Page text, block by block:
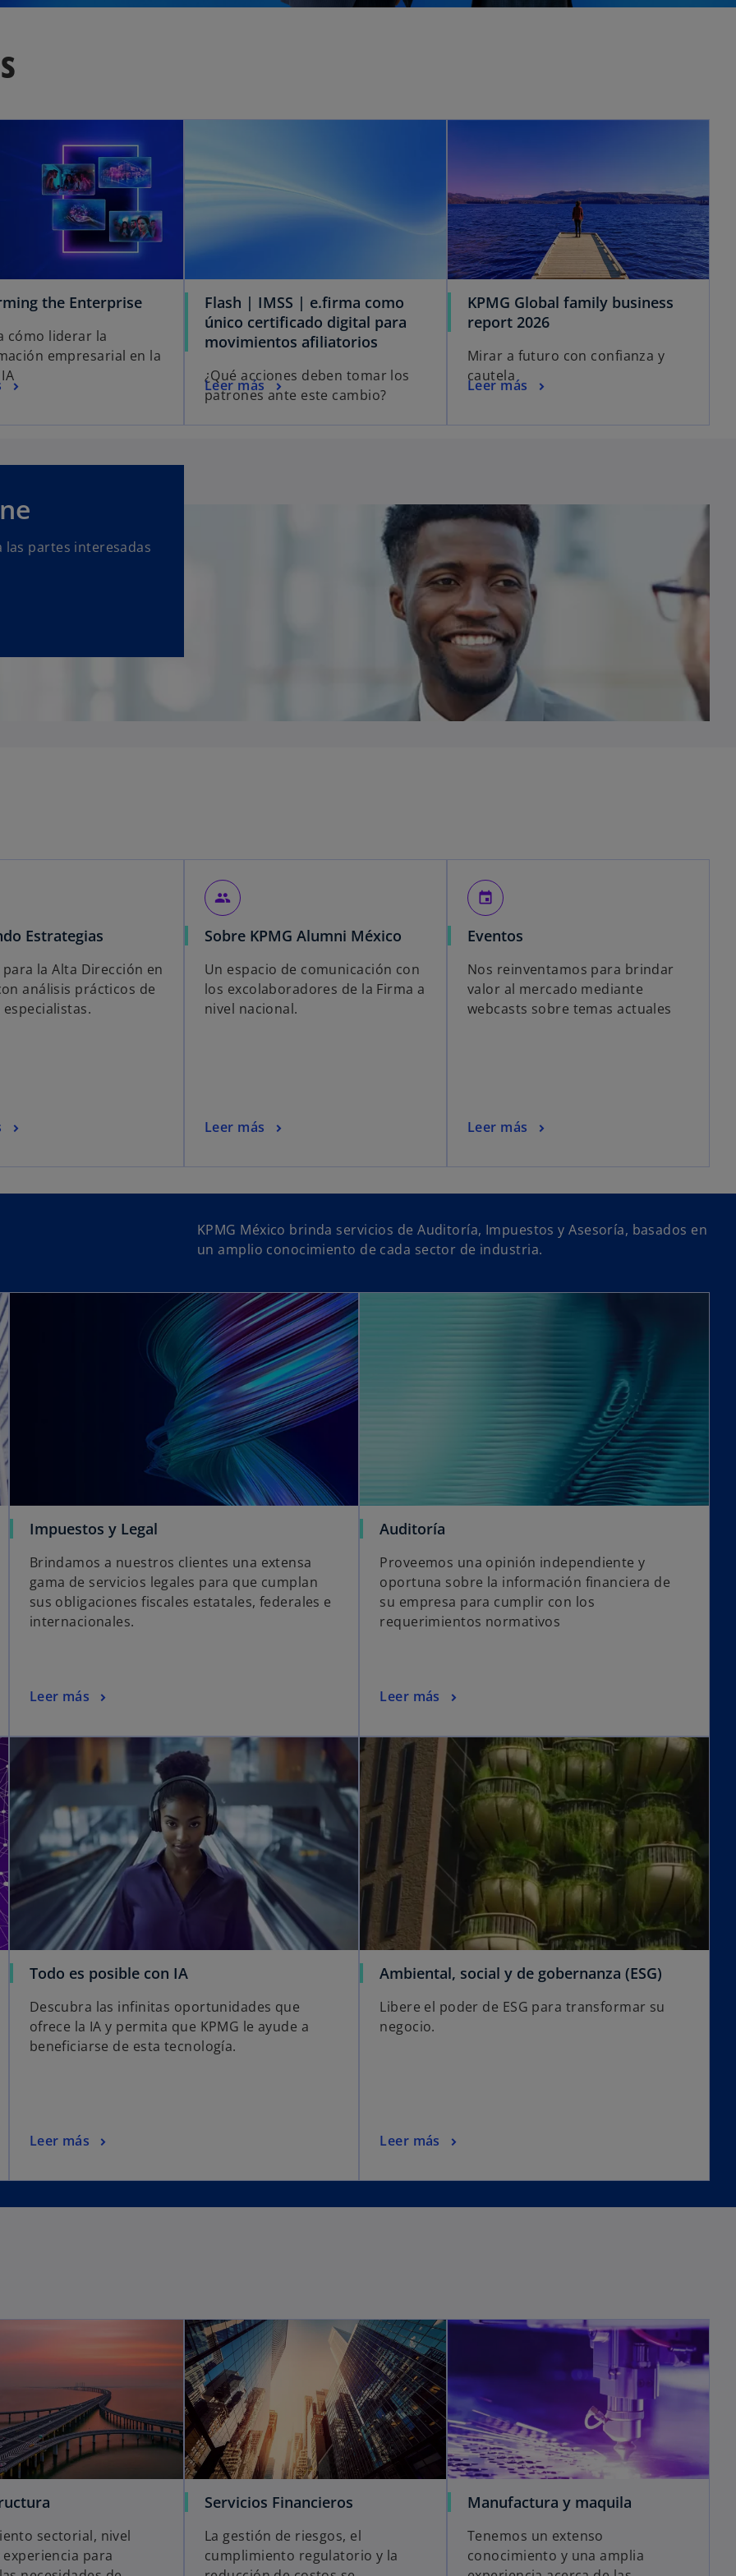
the Enterprise
cómo liderar la
empresarial en la
Flash | IMSS | e.firma como
único certificado digital para
movimientos afiliatorios
¿Qué acciones deben tomar los
patrones ante este cambio?
Leer más
KPMG Global family business
report 2026
Mirar a futuro con confianza y
cautela
Leer más
las partes interesadas
Estrategias
a
b
e
s
n
la Alta Dirección en
análisis prácticos de
people
Sobre KPMG Alumni México
Un espacio de comunicación con
los excolaboradores de la Firma a
nivel nacional.
Leer más
event
Eventos
Nos reinventamos para brindar
valor al mercado mediante
webcasts sobre temas actuales
Leer más
KPMG México brinda servicios de Auditoría, Impuestos y Asesoría, basados en
un amplio conocimiento de cada sector de industria.
Impuestos y Legal
Brindamos a nuestros clientes una extensa
gama de servicios legales para que cumplan
sus obligaciones fiscales estatales, federales e
internacionales.
Leer más
Auditoría
Proveemos una opinión independiente y
oportuna sobre la información financiera de
su empresa para cumplir con los
requerimientos normativos
Leer más
Todo es posible con IA
Descubra las infinitas oportunidades que
ofrece la IA y permita que KPMG le ayude a
beneficiarse de esta tecnología.
Leer más
Ambiental, social y de gobernanza (ESG)
Libere el poder de ESG para transformar su
negocio.
Leer más
sectorial, nivel
para
Servicios Financieros
La gestión de riesgos, el
cumplimiento regulatorio y la
Manufactura y maquila
Tenemos un extenso
conocimiento y una amplia